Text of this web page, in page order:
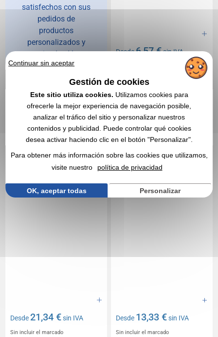
satisfechos con sus
pedidos de
productos
personalizados y
recomiendan Vegea.
Desde6,57 €sin IVA
Réf. 01408V0157593
BEATDRUM. Auriculares
inalámbricos
Desde21,34 €sin IVA
Sin incluir el marcado
Réf. 00013V0128393
cómodo auricular
bluetooth
Desde 13,33 €sin IVA
Sin incluir el marcado
Continuar sin aceptar
Gestión de cookies
Este sitio utiliza cookies. Utilizamos cookies para
ofrecerle la mejor experiencia de navegación posible,
analizar el tráfico del sitio y personalizar nuestros
contenidos y publicidad. Puede controlar qué cookies
desea activar haciendo clic en el botón "Personalizar".
Para obtener más información sobre las cookies que utilizamos,
visite nuestro
política de privacidad
OK, aceptar todas Personalizar